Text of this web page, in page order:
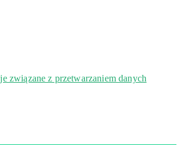
związane z przetwarzaniem danych